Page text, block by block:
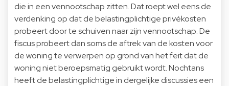
die in een vennootschap zitten. Dat roept wel eens de
verdenking op dat de belastingplichtige privékosten
probeert door te schuiven naar zijn vennootschap. De
fiscus probeert dan soms de aftrek van de kosten voor
de woning te verwerpen op grond van het feit dat de
woning niet beroepsmatig gebruikt wordt. Nochtans
heeft de belastingplichtige in dergelijke discussies een